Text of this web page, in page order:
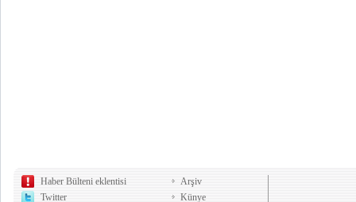
Haber Bülteni eklentisi
Twitter
Arşiv
Künye